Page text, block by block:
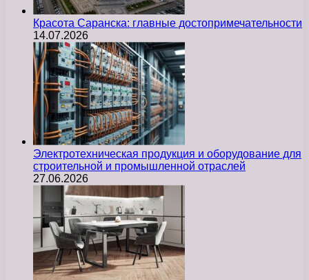
Красота Саранска: главные достопримечательности
14.07.2026
Электротехническая продукция и оборудование для
строительной и промышленной отраслей
27.06.2026